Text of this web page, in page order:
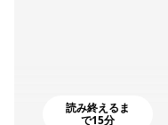
読み終えるま
で15分